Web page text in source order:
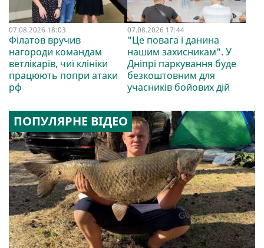
07.08.2026 18:03
Філатов вручив
нагороди командам
ветлікарів, чиї клініки
працюють попри атаки
рф
07.08.2026 17:44
"Це повага і данина
нашим захисникам". У
Дніпрі паркування буде
безкоштовним для
учасників бойових дій
ПОПУЛЯРНЕ ВІДЕО